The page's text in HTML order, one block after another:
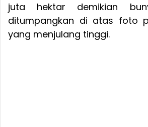
juta hektar demikian
ditumpangkan di atas foto
yang menjulang tinggi.